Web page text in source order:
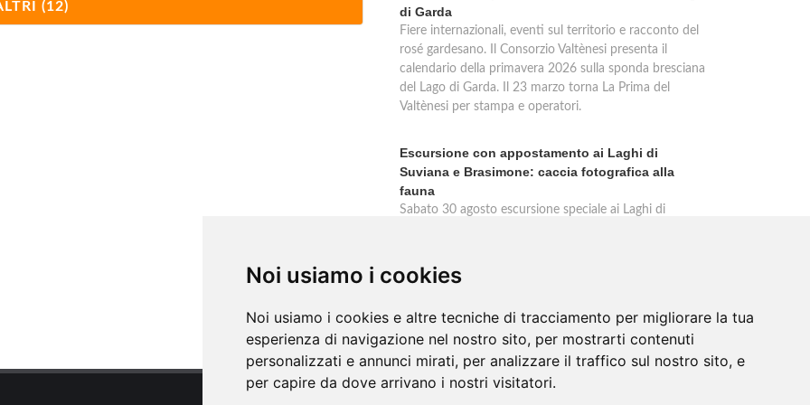
Noi usiamo i cookies
Noi usiamo i cookies e altre tecniche di tracciamento per migliorare la tua
esperienza di navigazione nel nostro sito, per mostrarti contenuti
personalizzati e annunci mirati, per analizzare il traffico sul nostro sito, e
per capire da dove arrivano i nostri visitatori.
(12)
di Garda
Fiere internazionali, eventi sul territorio e racconto del
rosé gardesano. Il Consorzio Valtènesi presenta il
calendario della primavera 2026 sulla sponda bresciana
del Lago di Garda. Il 23 marzo torna La Prima del
Valtènesi per stampa e operatori.
Escursione con appostamento ai Laghi di
Suviana e Brasimone: caccia fotografica alla
fauna
Sabato 30 agosto escursione speciale ai Laghi di
massimo silenzio. Ritrovo Chiesa Santa Rita al
Brasimone, prenotazione obbligatoria.